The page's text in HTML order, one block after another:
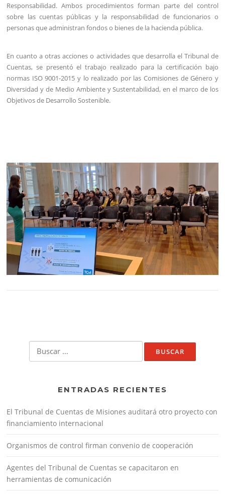
Responsabilidad. Ambos procedimientos forman parte del control
sobre las cuentas públicas y la responsabilidad de funcionarios o
personas que administran fondos o bienes de la hacienda pública.
En cuanto a otras acciones o actividades que desarrolla el Tribunal de
Cuentas, se presentó el trabajo realizado para la certificación bajo
normas ISO 9001-2015 y lo realizado por las Comisiones de Género y
Diversidad y de Medio Ambiente y Sustentabilidad, en el marco de los
Objetivos de Desarrollo Sostenible.
ENTRADAS RECIENTES
El Tribunal de Cuentas de Misiones auditará otro proyecto con
financiamiento internacional
Organismos de control firman convenio de cooperación
Agentes del Tribunal de Cuentas se capacitaron en
herramientas de comunicación